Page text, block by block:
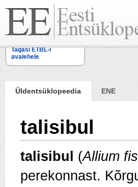
Tagasi ETBL-i
avalehele
Üldentsüklopeedia ENE
talisibul
talisibul (Allium
perekonnast.